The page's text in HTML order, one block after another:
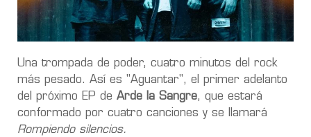
Una trompada de poder, cuatro minutos del rock
más pesado. Así es "Aguantar", el primer adelanto
del próximo EP de Arde la Sangre, que estará
conformado por cuatro canciones y se llamará
Rompiendo silencios.